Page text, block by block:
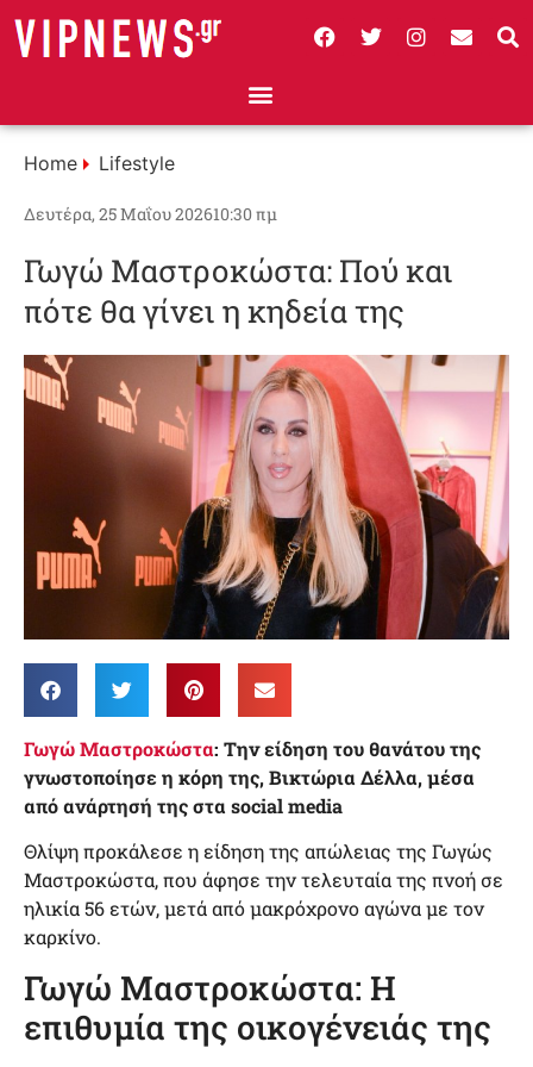
Home Lifestyle
Δευτέρα, 25 Μαΐου 202610:30 πμ
Γωγώ Μαστροκώστα: Πού και
πότε θα γίνει η κηδεία της
Γωγώ Μαστροκώστα: Την είδηση του θανάτου της
γνωστοποίησε η κόρη της, Βικτώρια Δέλλα, μέσα
από ανάρτησή της στα social media
Θλίψη προκάλεσε η είδηση της απώλειας της Γωγώς
Μαστροκώστα, που άφησε την τελευταία της πνοή σε
ηλικία 56 ετών, μετά από μακρόχρονο αγώνα με τον
καρκίνο.
Γωγώ Μαστροκώστα: Η
επιθυμία της οικογένειάς της